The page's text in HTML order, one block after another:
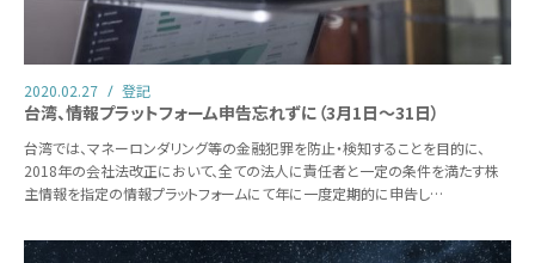
2020.02.27 登記
台湾、情報プラットフォーム申告忘れずに（3月1日～31日）
台湾では、マネーロンダリング等の金融犯罪を防止・検知することを目的に、
2018年の会社法改正において、全ての法人に責任者と一定の条件を満たす株
主情報を指定の情報プラットフォームにて年に一度定期的に申告し…